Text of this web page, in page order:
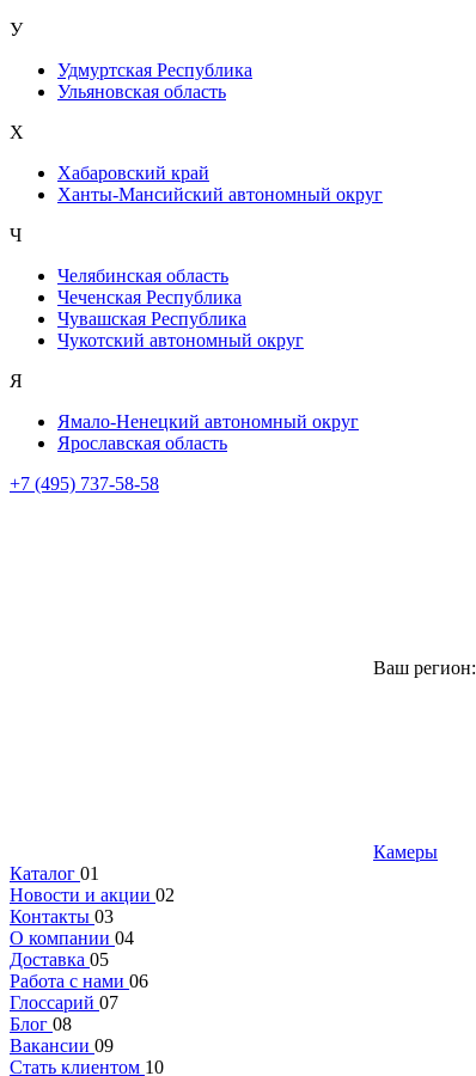
У
Удмуртская Республика
Ульяновская область
Х
Хабаровский край
Ханты-Мансийский автономный округ
Ч
Челябинская область
Чеченская Республика
Чувашская Республика
Чукотский автономный округ
Я
Ямало-Ненецкий автономный округ
Ярославская область
+7 (495) 737-58-58
Ваш регион:
Камеры
Каталог 01
Новости и акции 02
Контакты 03
О компании 04
Доставка 05
Работа с нами 06
Глоссарий 07
Блог 08
Вакансии 09
Стать клиентом 10